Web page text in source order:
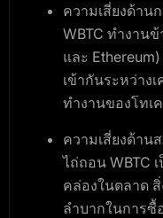
ความเสี่ยงด้าน
WBTC ทำงาน
และ
เข้ากันระหว่าง
ทำงานของโทเ
ความเสี่ยงด้าน
ไถ่ถอน WBTC
คล่องในตลาด
ลำบากในการซื้